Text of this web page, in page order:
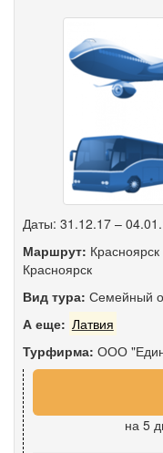
Даты: 31.12.17 –
Маршрут: Красноярск
Красноярск
Вид тура: Семейный
А еще: Латвия
Турфирма: ООО
на 5